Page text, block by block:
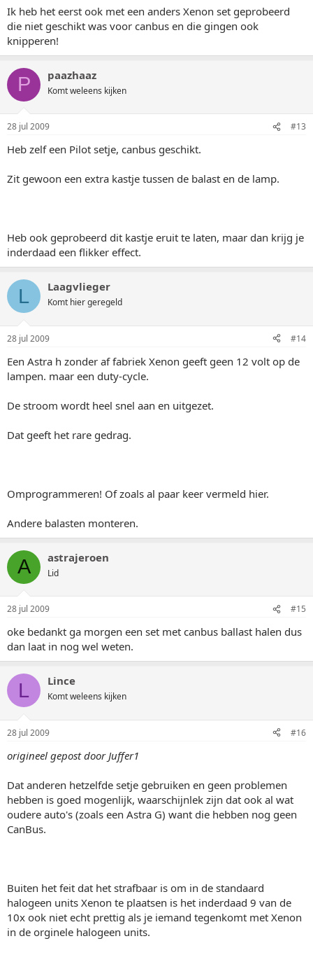
Ik heb het eerst ook met een anders Xenon set geprobeerd
die niet geschikt was voor canbus en die gingen ook
knipperen!
P paazhaaz
Komt weleens kijken
28 jul 2009 #13
Heb zelf een Pilot setje, canbus geschikt.
Zit gewoon een extra kastje tussen de balast en de lamp.
Heb ook geprobeerd dit kastje eruit te laten, maar dan krijg je
inderdaad een flikker effect.
L Laagvlieger
Komt hier geregeld
28 jul 2009 #14
Een Astra h zonder af fabriek Xenon geeft geen 12 volt op de
lampen. maar een duty-cycle.
De stroom wordt heel snel aan en uitgezet.
Dat geeft het rare gedrag.
Omprogrammeren! Of zoals al paar keer vermeld hier.
Andere balasten monteren.
A astrajeroen
Lid
28 jul 2009 #15
oke bedankt ga morgen een set met canbus ballast halen dus
dan laat in nog wel weten.
L Lince
Komt weleens kijken
28 jul 2009 #16
origineel gepost door Juffer1
Dat anderen hetzelfde setje gebruiken en geen problemen
hebben is goed mogenlijk, waarschijnlek zijn dat ook al wat
oudere auto's (zoals een Astra G) want die hebben nog geen
CanBus.
Buiten het feit dat het strafbaar is om in de standaard
halogeen units Xenon te plaatsen is het inderdaad 9 van de
10x ook niet echt prettig als je iemand tegenkomt met Xenon
in de orginele halogeen units.